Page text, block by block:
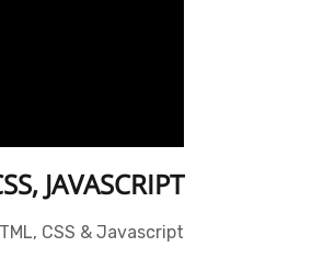
JAVASCRIPT
CSS & Javascript